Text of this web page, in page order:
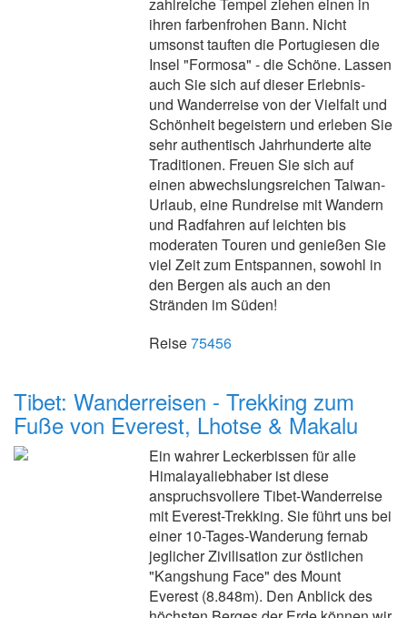
ihren farbenfrohen Bann. Nicht
umsonst tauften die Portugiesen die
Insel "Formosa" - die Schöne. Lassen
auch Sie sich auf dieser Erlebnis-
und Wanderreise von der Vielfalt und
Schönheit begeistern und erleben Sie
sehr authentisch Jahrhunderte alte
Traditionen. Freuen Sie sich auf
einen abwechslungsreichen Taiwan-
Urlaub, eine Rundreise mit Wandern
und Radfahren auf leichten bis
moderaten Touren und genießen Sie
viel Zeit zum Entspannen, sowohl in
den Bergen als auch an den
Stränden im Süden!
Reise75456
Tibet: Wanderreisen - Trekking zum
Fuße von Everest, Lhotse & Makalu
Ein wahrer Leckerbissen für alle
Himalayaliebhaber ist diese
anspruchsvollere Tibet-Wanderreise
mit Everest-Trekking. Sie führt uns bei
einer 10-Tages-Wanderung fernab
jeglicher Zivilisation zur östlichen
"Kangshung Face" des Mount
Everest (8.848m). Den Anblick des